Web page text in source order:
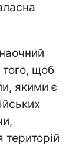
того, щоб
якими є